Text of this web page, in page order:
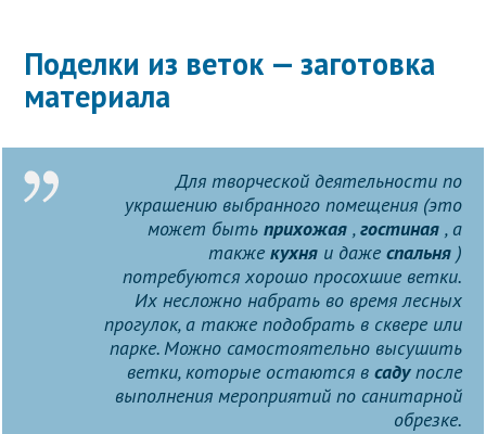
Поделки из веток — заготовка
материала
Для творческой деятельности по
украшению выбранного помещения (это
может быть прихожая,гостиная, а
также кухняи даже спальня)
потребуются хорошо просохшие ветки.
Их несложно набрать во время лесных
прогулок, а также подобрать в сквере или
парке. Можно самостоятельно высушить
ветки, которые остаются в садупосле
выполнения мероприятий по санитарной
обрезке.